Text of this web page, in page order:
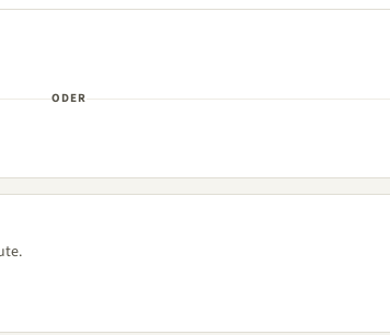
ODER